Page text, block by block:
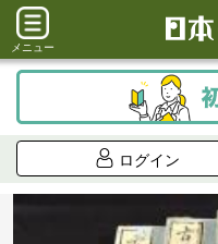
メニュー
ログイン